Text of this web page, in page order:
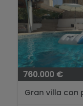
760.000 €
Gran villa con